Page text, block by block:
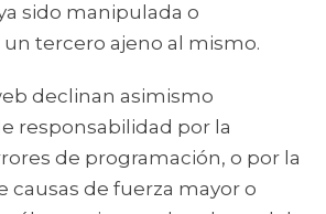
sido manipulada o
tercero ajeno al mismo.
declinan asimismo
responsabilidad por la
de programación, o por la
causas de fuerza mayor o